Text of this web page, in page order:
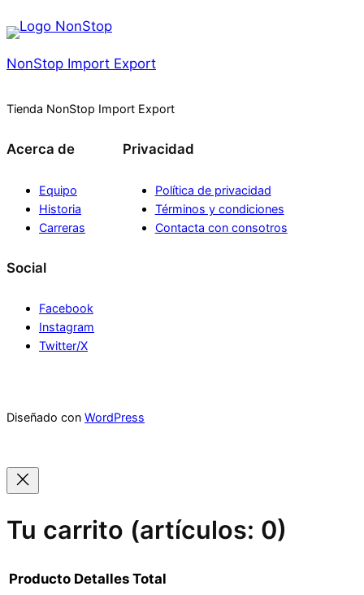
NonStop Import Export
Tienda NonStop Import Export
Acerca de
Equipo
Historia
Carreras
Privacidad
Política de privacidad
Términos y condiciones
Contacta con consotros
Social
Facebook
Instagram
Twitter/X
Diseñado con WordPress
Tu carrito (artículos: 0)
Producto Detalles Total